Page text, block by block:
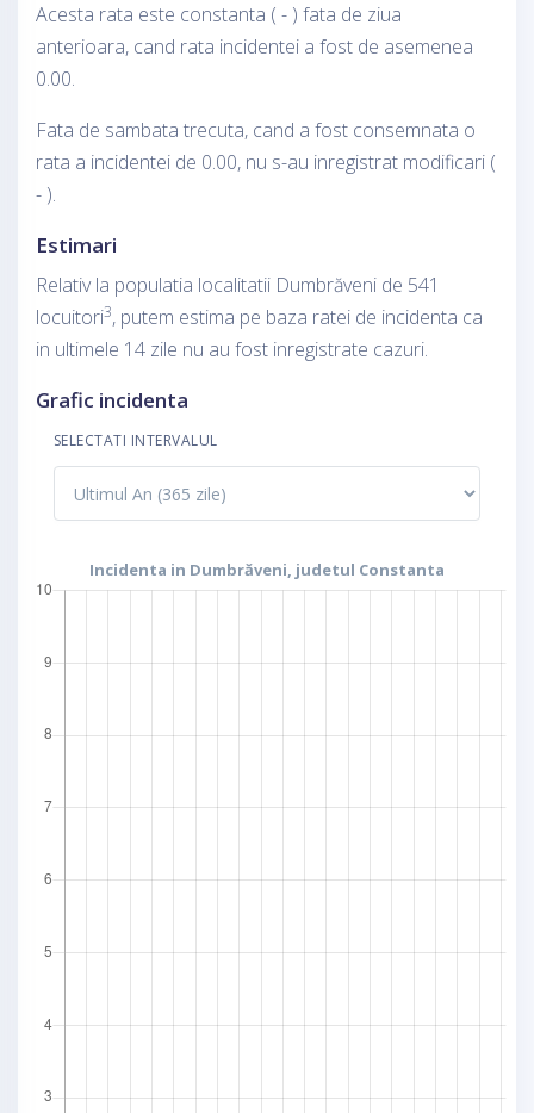
Acesta rata este constanta ( - ) fata de ziua
anterioara, cand rata incidentei a fost de asemenea
0.00.
Fata de sambata trecuta, cand a fost consemnata o
rata a incidentei de 0.00, nu s-au inregistrat modificari (
- ).
Estimari
Relativ la populatia localitatii Dumbrăveni de 541
locuitori3, putem estima pe baza ratei de incidenta ca
in ultimele 14 zile nu au fost inregistrate cazuri.
Grafic incidenta
SELECTATI INTERVALUL